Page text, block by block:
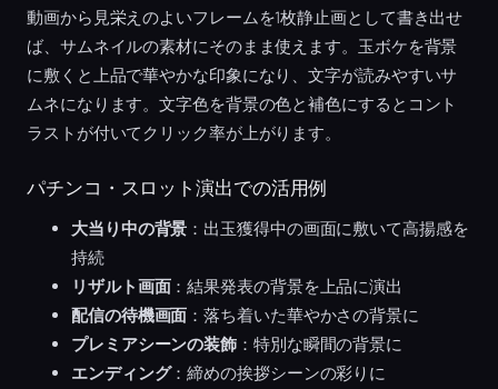
動画から見栄えのよいフレームを1枚静止画として書き出せ
ば、サムネイルの素材にそのまま使えます。玉ボケを背景
に敷くと上品で華やかな印象になり、文字が読みやすいサ
ムネになります。文字色を背景の色と補色にするとコント
ラストが付いてクリック率が上がります。
パチンコ・スロット演出での活用例
大当り中の背景 ：出玉獲得中の画面に敷いて高揚感を
持続
リザルト画面：結果発表の背景を上品に演出
配信の待機画面 ：落ち着いた華やかさの背景に
プレミアシーンの装飾 ：特別な瞬間の背景に
エンディング：締めの挨拶シーンの彩りに